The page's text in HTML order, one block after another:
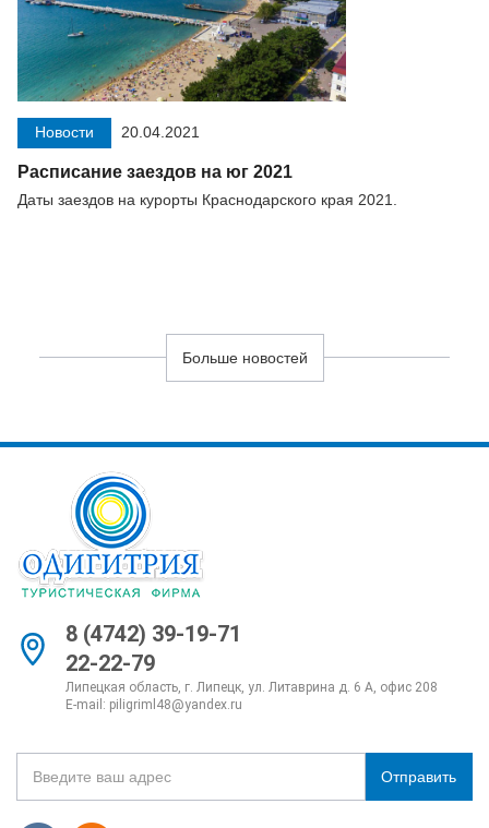
Новости 20.04.2021
Расписание заездов на юг 2021
Даты заездов на курорты Краснодарского края 2021.
Больше новостей
8 (4742) 39-19-71
22-22-79
Липецкая область, г. Липецк, ул. Литаврина д. 6 А, офис 208
E-mail: piligriml48@yandex.ru
Отправить